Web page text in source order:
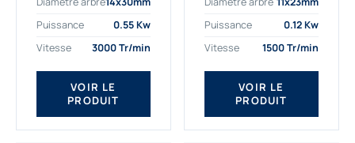
pour les atmosphères
explosives Le moteur
Puissance
0.55 Kw
Vitesse
3000 Tr/min
VOIR LE
PRODUIT
applications les plus
sollicitées. Nous
fournissons des
moteurs électriques...
Puissance
0.12 Kw
Vitesse
1500 Tr/min
VOIR LE
PRODUIT